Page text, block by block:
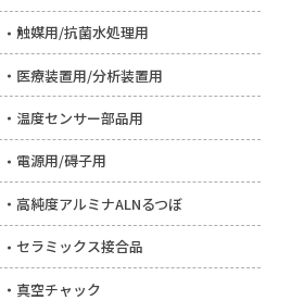
触媒用/抗菌水処理用
医療装置用/分析装置用
温度センサー部品用
電源用/碍子用
高純度アルミナALNるつぼ
セラミックス接合品
真空チャック